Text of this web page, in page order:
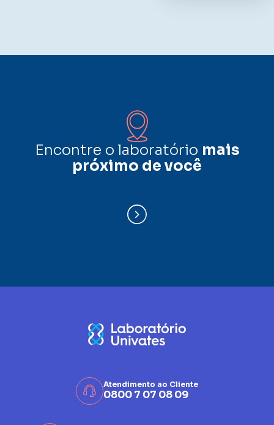
Encontre o laboratório mais
próximo de você
Atendimento ao Cliente
0800 7 07 08 09